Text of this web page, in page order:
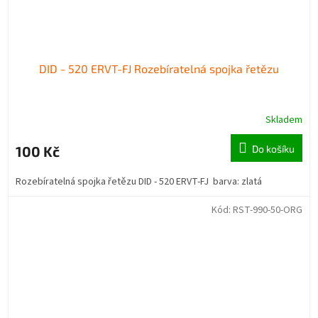
DID - 520 ERVT-FJ Rozebíratelná spojka řetězu
Skladem
100 Kč Do košíku
Rozebíratelná spojka řetězu DID - 520 ERVT-FJ barva: zlatá
Kód: RST-990-50-ORG